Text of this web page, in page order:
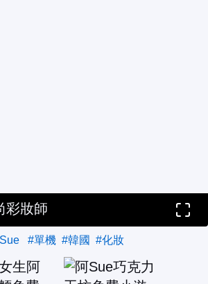
彩妝師
#單機 #韓國 #化妝